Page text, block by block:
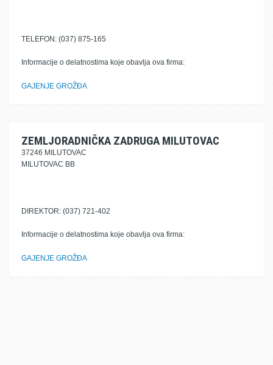
TELEFON: (037) 875-165
Informacije o delatnostima koje obavlja ova firma:
GAJENJE GROŽĐA
ZEMLJORADNIČKA ZADRUGA MILUTOVAC
37246 MILUTOVAC
MILUTOVAC BB
DIREKTOR: (037) 721-402
Informacije o delatnostima koje obavlja ova firma:
GAJENJE GROŽĐA